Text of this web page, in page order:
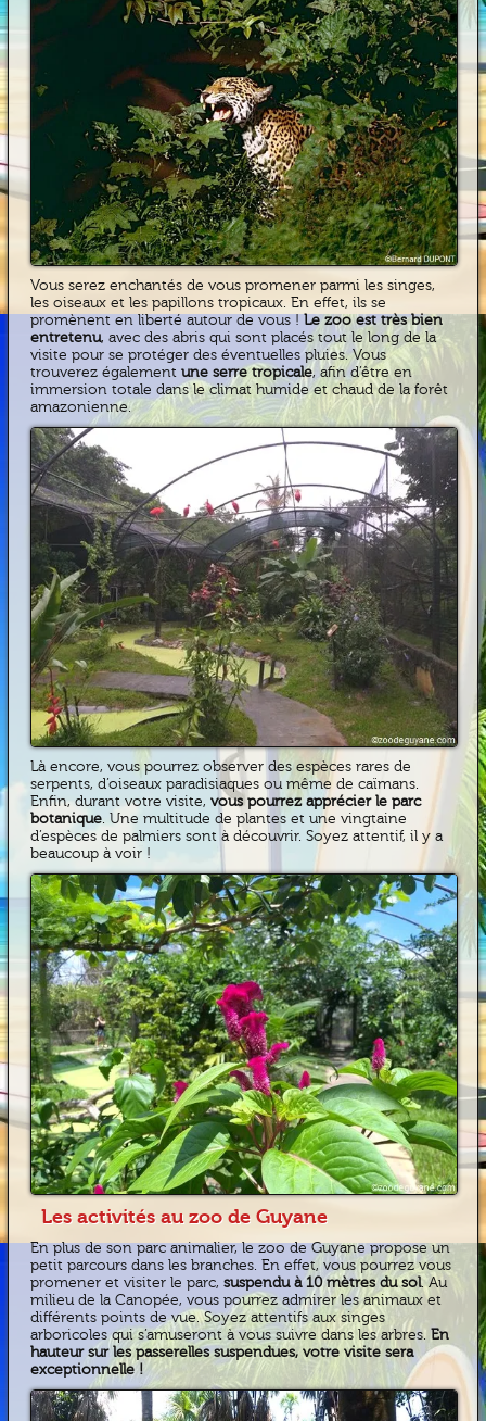
Vous serez enchantés de vous promener parmi les singes,
les oiseaux et les papillons tropicaux. En effet, ils se
promènent en liberté autour de vous !Le zoo est très bien
entretenu, avec des abris qui sont placés tout le long de la
visite pour se protéger des éventuelles pluies. Vous
trouverez également une serre tropicale, afin d’être en
immersion totale dans le climat humide et chaud de la forêt
amazonienne.
Là encore, vous pourrez observer des espèces rares de
serpents, d’oiseaux paradisiaques ou même de caïmans.
Enfin, durant votre visite,vous pourrez apprécier le parc
botanique. Une multitude de plantes et une vingtaine
d’espèces de palmiers sont à découvrir. Soyez attentif, il y a
beaucoup à voir !
Les activités au zoo de Guyane
En plus de son parc animalier, le zoo de Guyane propose un
petit parcours dans les branches. En effet, vous pourrez vous
promener et visiter le parc,suspendu à 10 mètres du sol. Au
milieu de la Canopée, vous pourrez admirer les animaux et
différents points de vue. Soyez attentifs aux singes
arboricoles qui s’amuseront à vous suivre dans les arbres.En
hauteur sur les passerelles suspendues, votre visite sera
exceptionnelle !